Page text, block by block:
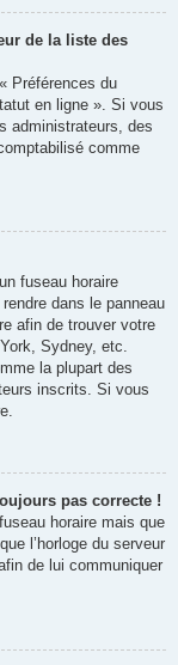
de la liste des
Préférences du
en ligne ». Si vous
administrateurs, des
comme
fuseau horaire
dans le panneau
afin de trouver votre
Sydney, etc.
la plupart des
inscrits. Si vous
pas correcte !
horaire mais que
l’horloge du serveur
de lui communiquer